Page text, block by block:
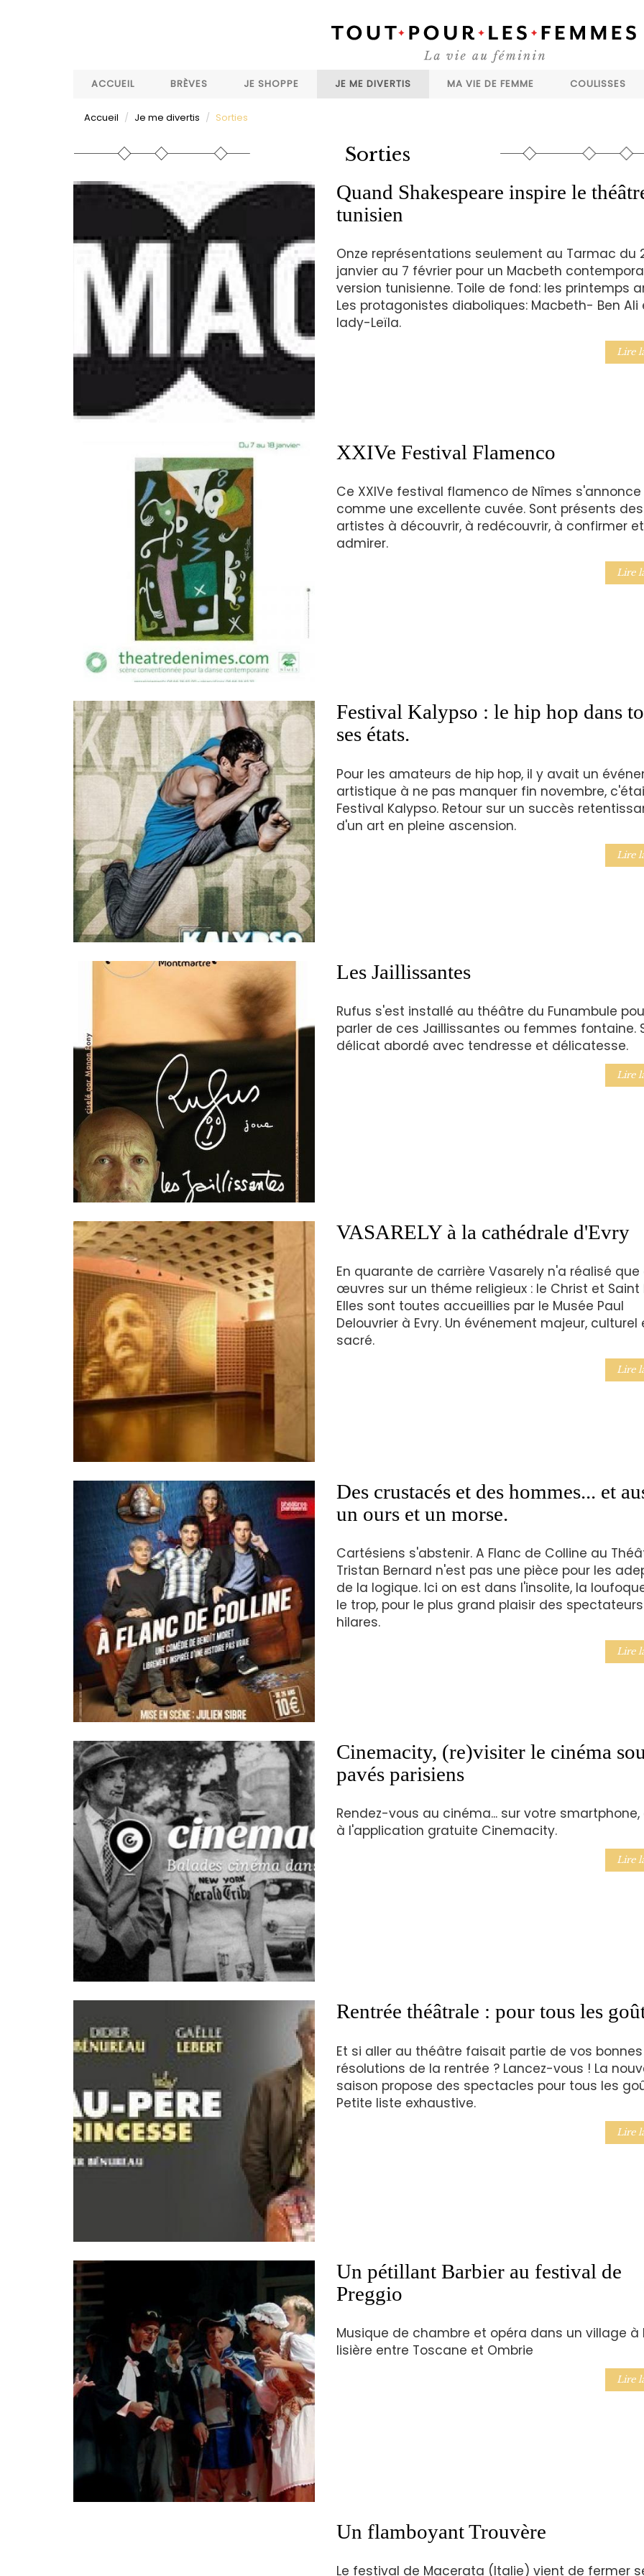
ACCUEIL
BRÈVES JE SHOPPE JE ME DIVERTIS MA VIE DE FEMME COULISSES
Accueil Je me divertis Sorties
Sorties
Quand Shakespeare inspire le
tunisien
Onze représentations seulement au Tarmac du
janvier au 7 février pour un Macbeth
version tunisienne. Toile de fond: les printemps
Les protagonistes diaboliques: Macbeth- Ben Ali
lady-Leïla.
Lire
XXIVe Festival Flamenco
Ce XXIVe festival flamenco de Nîmes s'annonce
comme une excellente cuvée. Sont présents des
artistes à découvrir, à redécouvrir, à confirmer
admirer.
Lire
Festival Kalypso : le hip hop dans
ses états.
Pour les amateurs de hip hop, il y avait un
artistique à ne pas manquer fin novembre,
Festival Kalypso. Retour sur un succès
d'un art en pleine ascension.
Lire
Les Jaillissantes
Rufus s'est installé au théâtre du Funambule
parler de ces Jaillissantes ou femmes fontaine.
délicat abordé avec tendresse et délicatesse.
Lire
VASARELY à la cathédrale d'Evry
En quarante de carrière Vasarely n'a réalisé que
œuvres sur un théme religieux : le Christ et Saint
Elles sont toutes accueillies par le Musée Paul
Delouvrier à Evry. Un événement majeur, culturel
sacré.
Lire
Des crustacés et des hommes... et
un ours et un morse.
Cartésiens s'abstenir. A Flanc de Colline au
Tristan Bernard n'est pas une pièce pour les
de la logique. Ici on est dans l'insolite, la
le trop, pour le plus grand plaisir des spectateurs
hilares.
Lire
Cinemacity, (re)visiter le cinéma
pavés parisiens
Rendez-vous au cinéma... sur votre
à l'application gratuite Cinemacity.
Lire
Rentrée théâtrale : pour tous les
Et si aller au théâtre faisait partie de vos bonnes
résolutions de la rentrée ? Lancez-vous ! La
saison propose des spectacles pour tous les
Petite liste exhaustive.
Lire
Un pétillant Barbier au festival de
Preggio
Musique de chambre et opéra dans un village à
lisière entre Toscane et Ombrie
Lire
Un flamboyant Trouvère
Le festival de Macerata (Italie) vient de fermer